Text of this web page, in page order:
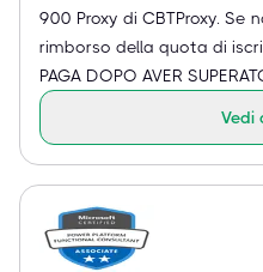
900 Proxy di CBTProxy. Se
rimborso della quota di
PAGA DOPO AVER
Vedi